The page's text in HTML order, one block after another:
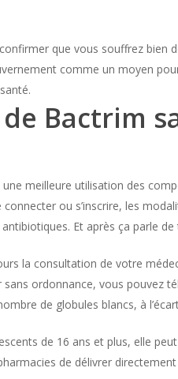
que vous souffrez bien
comme un moyen
Bactrim
une meilleure utilisation des
connecter ou s’inscrire, les
Et après ça parle
la consultation de votre
ordonnance, vous pouvez
de globules blancs, à
de 16 ans et plus, elle
de délivrer